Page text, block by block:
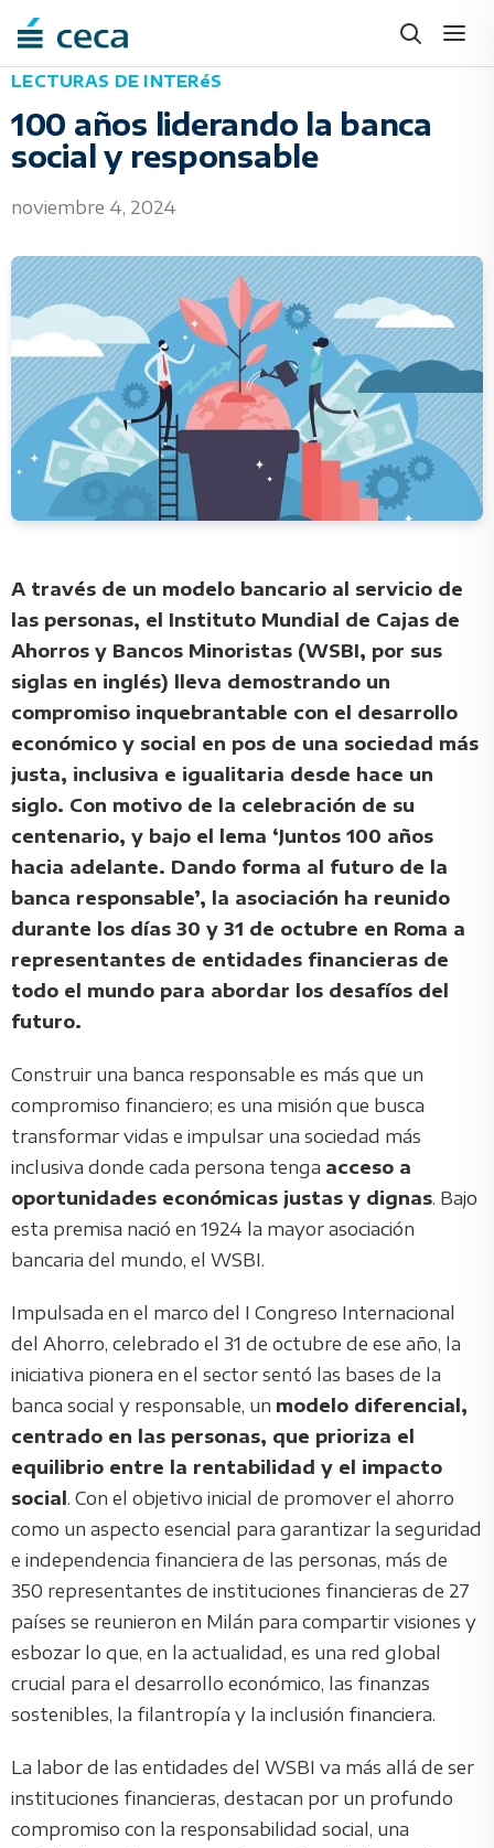
Skip
to
content
LECTURAS DE INTERéS
100 años liderando la banca
social y responsable
noviembre 4, 2024
A través de un modelo bancario al servicio de
las personas, el Instituto Mundial de Cajas de
Ahorros y Bancos Minoristas (WSBI, por sus
siglas en inglés) lleva demostrando un
compromiso inquebrantable con el desarrollo
económico y social en pos de una sociedad más
justa, inclusiva e igualitaria desde hace un
siglo. Con motivo de la celebración de su
centenario, y bajo el lema ‘Juntos 100 años
hacia adelante. Dando forma al futuro de la
banca responsable’, la asociación ha reunido
durante los días 30 y 31 de octubre en Roma a
representantes de entidades financieras de
todo el mundo para abordar los desafíos del
futuro.
Construir una banca responsable es más que un
compromiso financiero; es una misión que busca
transformar vidas e impulsar una sociedad más
inclusiva donde cada persona tenga acceso a
oportunidades económicas justas y dignas. Bajo
esta premisa nació en 1924 la mayor asociación
bancaria del mundo, el WSBI.
Impulsada en el marco del I Congreso Internacional
del Ahorro, celebrado el 31 de octubre de ese año, la
iniciativa pionera en el sector sentó las bases de la
banca social y responsable, un modelo diferencial,
centrado en las personas, que prioriza el
equilibrio entre la rentabilidad y el impacto
social . Con el objetivo inicial de promover el ahorro
como un aspecto esencial para garantizar la seguridad
e independencia financiera de las personas, más de
350 representantes de instituciones financieras de 27
países se reunieron en Milán para compartir visiones y
esbozar lo que, en la actualidad, es una red global
crucial para el desarrollo económico, las finanzas
sostenibles, la filantropía y la inclusión financiera.
La labor de las entidades del WSBI va más allá de ser
instituciones financieras, destacan por un profundo
compromiso con la responsabilidad social, una